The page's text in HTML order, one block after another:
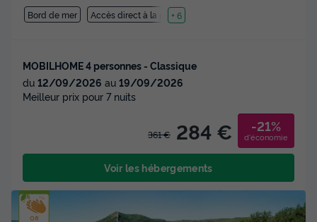
Bord de mer Accès direct à la plage
+ 6
MOBILHOME 4 personnes - Classique
du 12/09/2026 au 19/09/2026
Meilleur prix pour 7 nuits
361 € 284 € -21%
d'économie
Voir les hébergements